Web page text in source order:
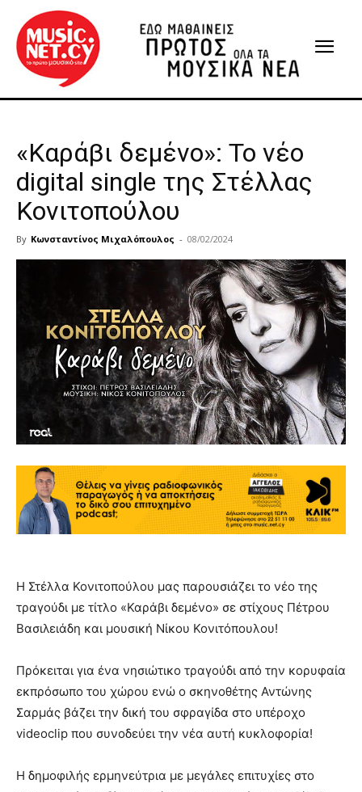
«Καράβι δεμένο»: Το νέο
digital single της Στέλλας
Κονιτοπούλου
By Κωνσταντίνος Μιχαλόπουλος - 08/02/2024
Η Στέλλα Κονιτοπούλου μας παρουσιάζει το νέο της
τραγούδι με τίτλο «Καράβι δεμένο» σε στίχους Πέτρου
Βασιλειάδη και μουσική Νίκου Κονιτόπουλου!
Πρόκειται για ένα νησιώτικο τραγούδι από την κορυφαία
εκπρόσωπο του χώρου ενώ ο σκηνοθέτης Αντώνης
Σαρμάς βάζει την δική του σφραγίδα στο υπέροχο
videoclip που συνοδεύει την νέα αυτή κυκλοφορία!
Η δημοφιλής ερμηνεύτρια με μεγάλες επιτυχίες στο